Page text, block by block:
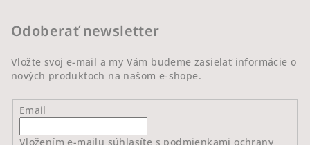
Odoberať newsletter
Vložte svoj e-mail a my Vám budeme zasielať informácie o
nových produktoch na našom e-shope.
Email
Vložením e-mailu súhlasíte s podmienkami ochrany